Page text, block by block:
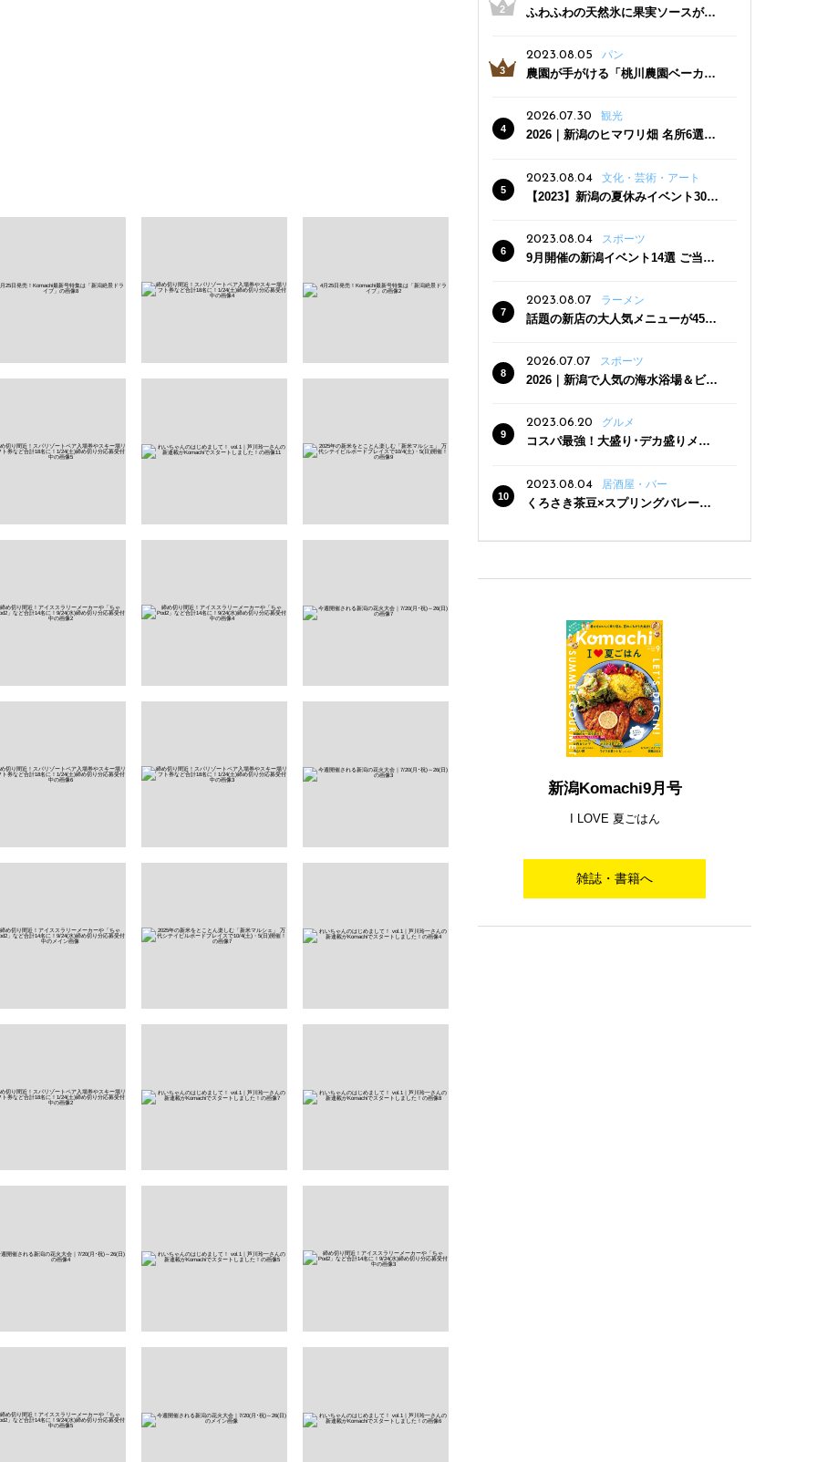
ふわふわの天然氷に果実ソースがた
三条駅近くにオープン
2023.08.05 パン
農園が手がける「桃川農園ベーカリ
った焼きたてパンのほか、ジェラー
トやスムージーも
2026.07.30 観光
2026｜新潟のヒマワリ畑 名所6選
2023.08.04
文化・芸術・アート
【2023】新潟の夏休みイベント30
2023.08.04
スポーツ
9月開催の新潟イベント14選 ご当地
2023.08.07 ラーメン
話題の新店の大人気メニューが450
クーポン登場
2026.07.07 スポーツ
2026｜新潟で人気の海水浴場＆ビー
2023.06.20
グルメ
コスパ最強！大盛り･デカ盛りメニ
2023.08.04
居酒屋・バー
くろさき茶豆×スプリングバレー豊
新潟Komachi9月号
I LOVE 夏ごはん
雑誌・書籍へ